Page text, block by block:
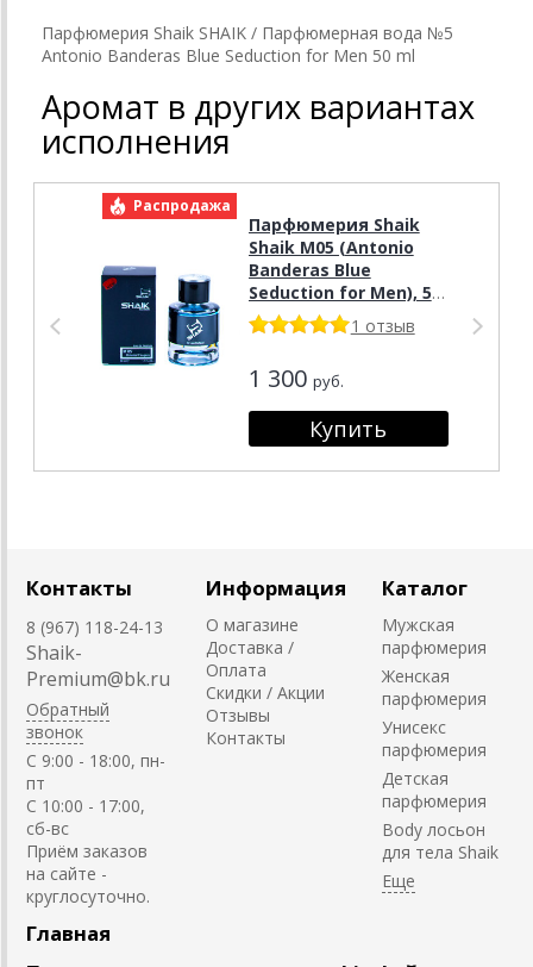
Парфюмерия Shaik SHAIK / Парфюмерная вода №5
Antonio Banderas Blue Seduction for Men 50 ml
Аромат в других вариантах
исполнения
Распродажа
Парфюмерия Shaik
Shaik M05 (Antonio
Banderas Blue
Seduction for Men), 50
ml NEW
1 отзыв
1 300 руб.
Контакты
8 (967) 118-24-13
Shaik-
Premium@bk.ru
Обратный
звонок
C 9:00 - 18:00, пн-
пт
С 10:00 - 17:00,
сб-вс
Приём заказов
на сайте -
круглосуточно.
Информация
О магазине
Доставка /
Оплата
Скидки / Акции
Отзывы
Контакты
Каталог
Мужская
парфюмерия
Женская
парфюмерия
Унисекс
парфюмерия
Детская
парфюмерия
Body лосьон
для тела Shaik
Главная